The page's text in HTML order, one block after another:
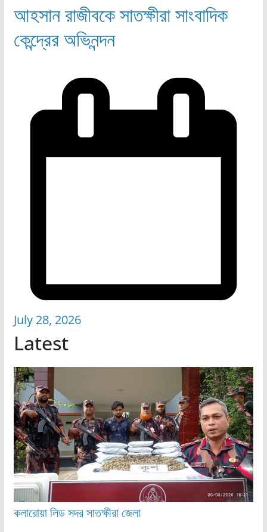
আহসান রাজীবকে সাতক্ষীরা সাংবাদিক
কেন্দ্রের অভিনন্দন
July 28, 2026
Latest
কলারোয়ালিডসদরসাতক্ষীরা জেলা